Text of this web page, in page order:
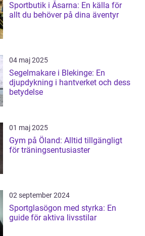
Sportbutik i Åsarna: En källa för
allt du behöver på dina äventyr
04 maj 2025
Segelmakare i Blekinge: En
djupdykning i hantverket och dess
betydelse
01 maj 2025
Gym på Öland: Alltid tillgängligt
för träningsentusiaster
02 september 2024
Sportglasögon med styrka: En
guide för aktiva livsstilar